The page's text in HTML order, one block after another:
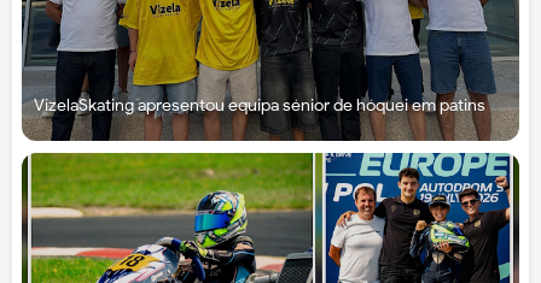
VizelaSkating apresentou equipa sénior de hóquei em patins